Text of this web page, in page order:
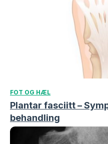
FOT OG HÆL
Plantar fasciitt –
behandling